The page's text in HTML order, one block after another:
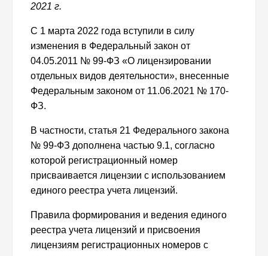
2021 г.
С 1 марта 2022 года вступили в силу
изменения в Федеральный закон от
04.05.2011 № 99-ФЗ «О лицензировании
отдельных видов деятельности», внесенные
Федеральным законом от 11.06.2021 № 170-
ФЗ.
В частности, статья 21 Федерального закона
№ 99-ФЗ дополнена частью 9.1, согласно
которой регистрационный номер
присваивается лицензии с использованием
единого реестра учета лицензий.
Правила формирования и ведения единого
реестра учета лицензий и присвоения
лицензиям регистрационных номеров с